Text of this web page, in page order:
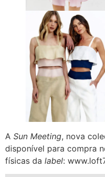
A Sun Meeting, nova
disponível para compra
físicas da label: